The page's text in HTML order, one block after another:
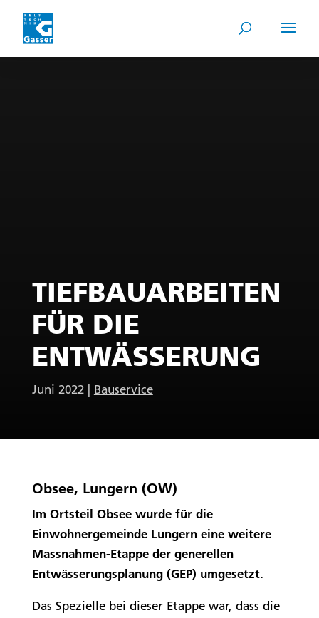
TIEFBAUARBEITEN
FÜR DIE
ENTWÄSSERUNG
Juni 2022| Bauservice
Obsee, Lungern (OW)
Im Ortsteil Obsee wurde für die
Einwohnergemeinde Lungern eine weitere
Massnahmen-Etappe der generellen
Entwässerungsplanung (GEP) umgesetzt.
Das Spezielle bei dieser Etappe war, dass die